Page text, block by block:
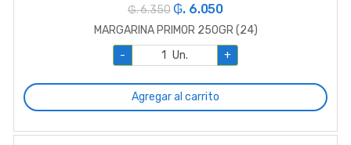
₲. 6.350 ₲. 6.050
MARGARINA PRIMOR 250GR (24)
-
Un. +
Agregar al carrito